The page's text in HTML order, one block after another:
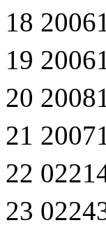
18
19
20
21
22
23